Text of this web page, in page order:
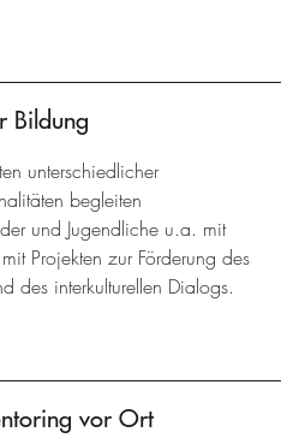
Bildung
unterschiedlicher
begleiten
und Jugendliche u.a. mit
Projekten zur Förderung des
des interkulturellen Dialogs.
vor Ort